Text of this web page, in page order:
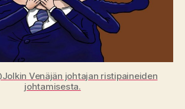
Venäjän johtajan ristipaineiden
johtamisesta.